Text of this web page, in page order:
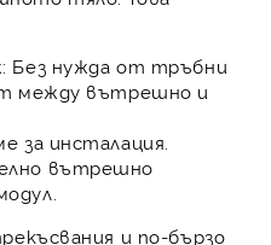
Без нужда от тръбни
между вътрешно и
за инсталация.
вътрешно
и по-бързо